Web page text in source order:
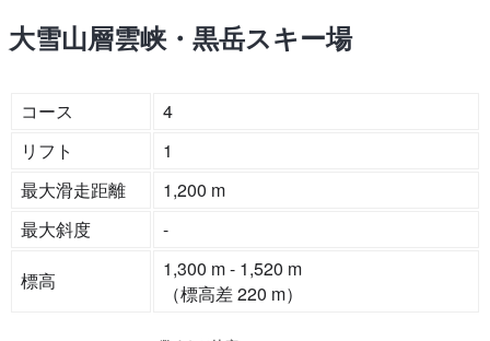
大雪山層雲峡・黒岳スキー場
コース
4
リフト
1
最大滑走距離
1,200 m
最大斜度
-
標高
1,300 m - 1,520 m
（標高差 220 m）